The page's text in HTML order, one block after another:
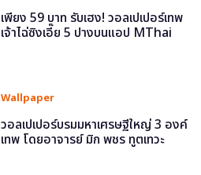
เพียง 59 บาท รับเฮง! วอลเปเปอร์เทพ
เจ้าไฉ่ซิงเอี๊ย 5 ปางบนแอป MThai
Wallpaper
วอลเปเปอร์บรมมหาเศรษฐีใหญ่ 3 องค์
เทพ โดยอาจารย์ มิก พชร ทูตเทวะ